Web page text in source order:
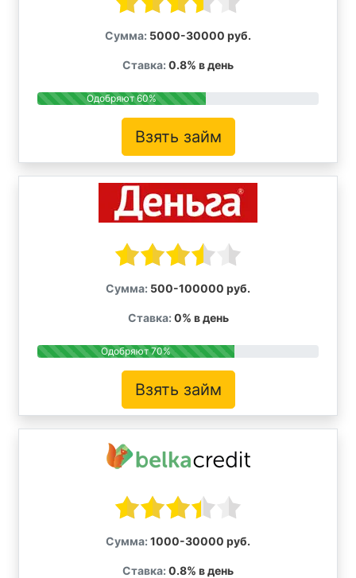
Сумма: 5000-30000 руб.
Ставка: 0.8% в день
Одобряют 60%
Взять займ
Сумма: 500-100000 руб.
Ставка: 0% в день
Одобряют 70%
Взять займ
Сумма: 1000-30000 руб.
Ставка: 0.8% в день